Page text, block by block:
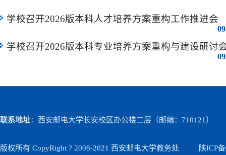
学校召开2026版本科人才培养方案重构工作推进会
09
学校召开2026版本科专业培养方案重构与建设研讨
09
联系地址：西安邮电大学长安校区办公楼二层（邮编：710121）
版权所有 CopyRight ? 2008-2021 西安邮电大学教务处 陕ICP